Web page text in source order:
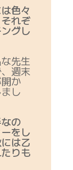
色々
れぞ
グし
先生
週末
か
し
の
をし
は乙
りも